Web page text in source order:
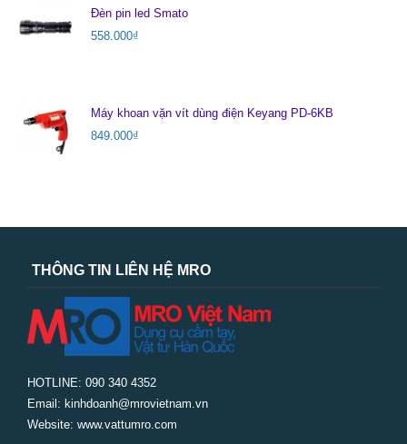
Đèn pin led Smato
558.000₫
Máy khoan vặn vít dùng điện Keyang PD-6KB
849.000₫
THÔNG TIN LIÊN HỆ MRO
HOTLINE: 090 340 4352
Email: kinhdoanh@mrovietnam.vn
Website: www.vattumro.com